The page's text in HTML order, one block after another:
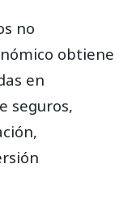
no
obtiene
en
seguros,